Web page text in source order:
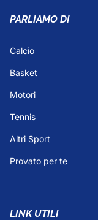
PARLIAMO DI
Calcio
Basket
Motori
Tennis
Altri Sport
Provato per te
LINK UTILI